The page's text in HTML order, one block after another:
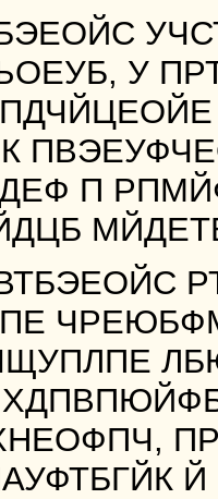
У
П
Й